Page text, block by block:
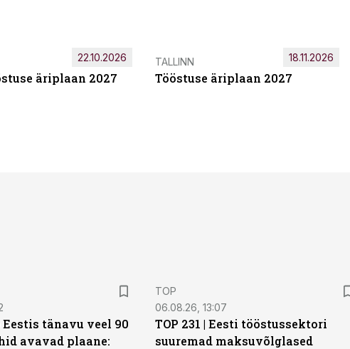
äriplaan 2027
22.10.2026 TALLINN
Tööstuse äriplaan 2027
18.11.2026
Eestis tänavu veel 90
avavad plaane:
TOP
06.08.26, 13:07
TOP 231 | Eesti tööstussektori
suuremad maksuvõlglased